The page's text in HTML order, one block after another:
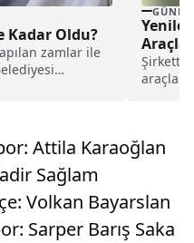
Kadar Oldu?
zamlar ile
Araçlar
Attila Karaoğlan
Sağlam
Volkan Bayarslan
Sarper Barış Saka